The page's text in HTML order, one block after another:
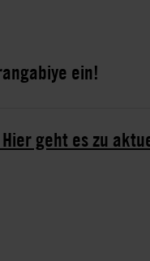
ein!
geht es zu